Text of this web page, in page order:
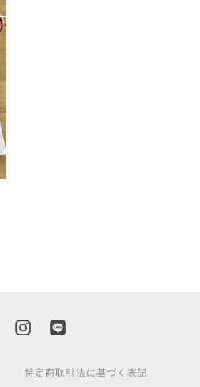
特定商取引法に基づく表記